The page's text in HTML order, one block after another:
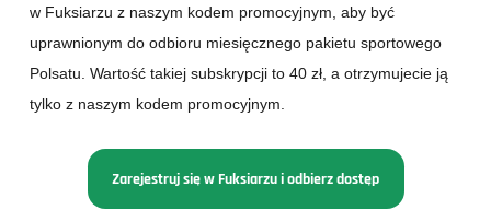
w Fuksiarzu z naszym kodem promocyjnym, aby być
uprawnionym do odbioru miesięcznego pakietu sportowego
Polsatu. Wartość takiej subskrypcji to 40 zł, a otrzymujecie ją
tylko z naszym kodem promocyjnym.
Zarejestruj się w Fuksiarzu i odbierz dostęp